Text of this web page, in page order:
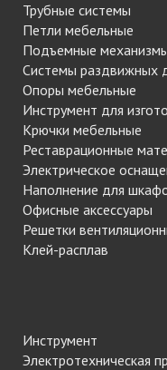
Трубные системы
Петли мебельные
Подъемные
Системы раздвижных
Опоры мебельные
Инструмент для
Крючки мебельные
Реставрационные
Электрическое
Наполнение для
Офисные аксессуары
Решетки
Клей-расплав
Инструмент
Электротехническая